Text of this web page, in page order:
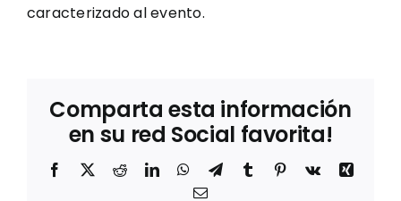
caracterizado al evento.
Comparta esta información
en su red Social favorita!
Facebook
X RedditLinkedInWhatsApp
TelegramTumblr Pinterest
Vk
Xing
Correo